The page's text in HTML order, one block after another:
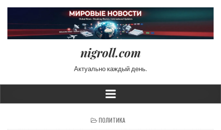
nigroll.com
Актуально каждый день.
POSTED IN
ПОЛИТИКА